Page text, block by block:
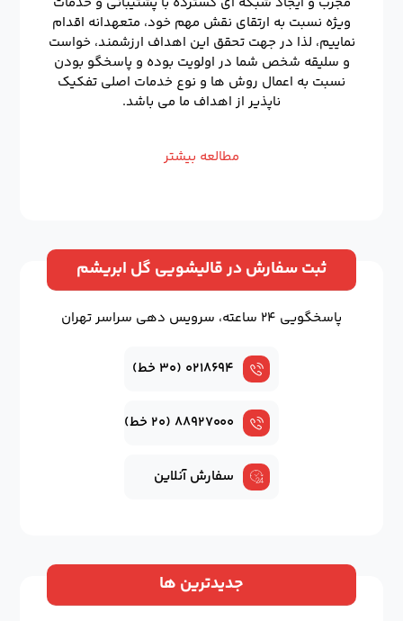
ویژه نسبت به ارتقای نقش مهم خود، متعهدانه اقدام
نماییم، لذا در جهت تحقق این اهداف ارزشمند، خواست
و سلیقه شخص شما در اولویت بوده و پاسخگو بودن
نسبت به اعمال روش ها و نوع خدمات اصلی تفکیک
ناپذیر از اهداف ما می باشد.
مطالعه بیشتر
ثبت سفارش در قالیشویی گل ابریشم
پاسخگویی ۲۴ ساعته، سرویس دهی سراسر تهران
۰۲۱۸۶۹۴ (۳۰ خط)
۸۸۹۲۷۰۰۰ (۲۰ خط)
سفارش آنلاین
جدیدترین ها